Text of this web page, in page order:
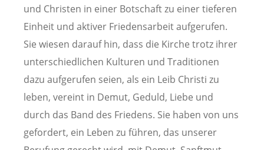
und Christen in einer Botschaft zu einer tieferen
Einheit und aktiver Friedensarbeit aufgerufen.
Sie wiesen darauf hin, dass die Kirche trotz ihrer
unterschiedlichen Kulturen und Traditionen
dazu aufgerufen seien, als ein Leib Christi zu
leben, vereint in Demut, Geduld, Liebe und
durch das Band des Friedens. Sie haben von uns
gefordert, ein Leben zu führen, das unserer